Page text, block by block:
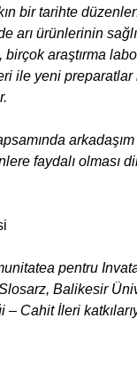
bir tarihte
arı ürünlerinin
araştırma
ile yeni preparatlar
faydalı olması
pentru
Balikesir
– Cahit İleri